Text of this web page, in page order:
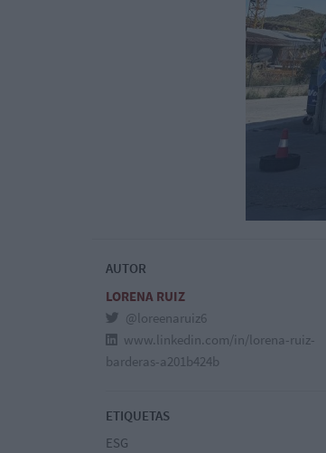
AUTOR
LORENA RUIZ
@loreenaruiz6
www.linkedin.com/in/lorena-ruiz-
barderas-a201b424b
ETIQUETAS
ESG